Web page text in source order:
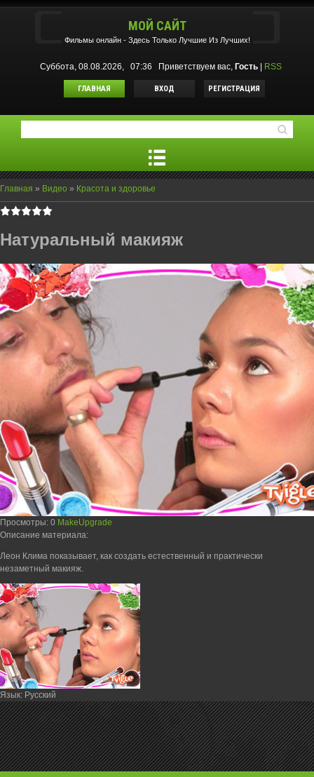
МОЙ САЙТ
Фильмы oнлайн - Здесь Только Лучшие Из Лучших!
Суббота, 08.08.2026, 07:36 Приветствуем вас, Гость| RSS
ГЛАВНАЯ ВХОД РЕГИСТРАЦИЯ
Главная » Видео » Красота и здоровье
Натуральный макияж
Просмотры: 0 MakeUpgrade
Описание материала:
Леон Клима показывает, как создать естественный и практически
незаметный макияж.
Язык: Русский